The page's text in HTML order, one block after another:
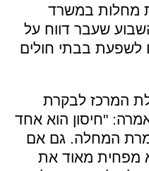
מחלות במשרד
שעבר דווח על
לשפעת בבתי חולים
המרכז לבקרת
"חיסון הוא אחד
המחלה. גם אם
מפחית מאוד את